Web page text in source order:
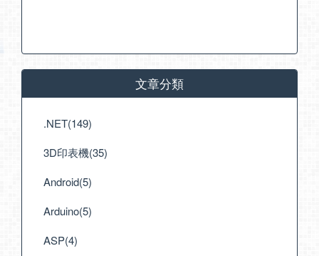
文章分類
.NET(149)
3D印表機(35)
Android(5)
Arduino(5)
ASP(4)